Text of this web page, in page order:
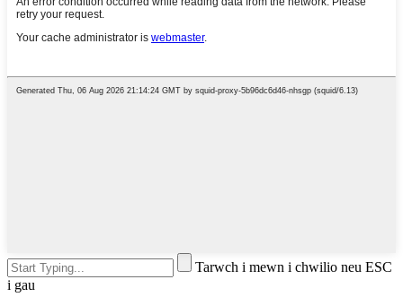
Tarwch i mewn i chwilio neu ESC
i gau